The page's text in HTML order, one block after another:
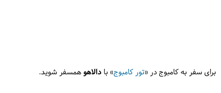
برای سفر به کامبوج در «تور کامبوج» با دالاهوهمسفر شوید.